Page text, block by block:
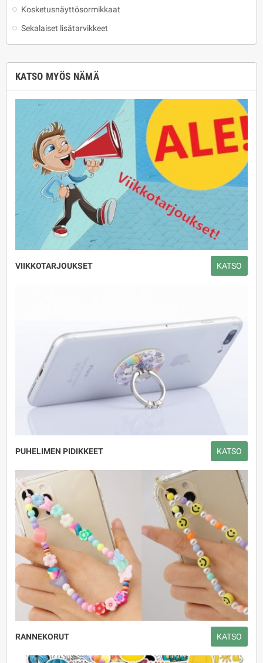
Kosketusnäyttösormikkaat
Sekalaiset lisätarvikkeet
KATSO MYÖS NÄMÄ
VIIKKOTARJOUKSET KATSO
PUHELIMEN PIDIKKEET KATSO
RANNEKORUT KATSO